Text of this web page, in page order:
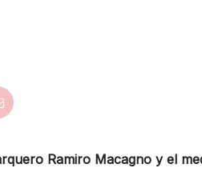
Ramiro Macagno y el